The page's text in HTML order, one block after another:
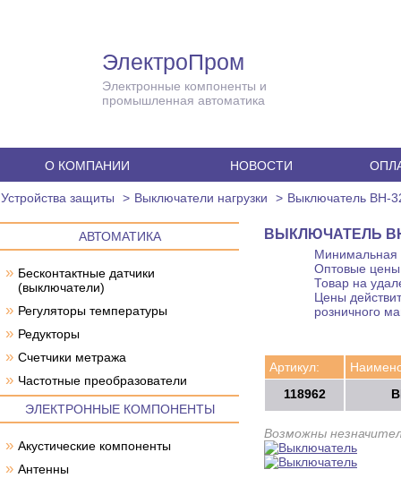
ЭлектроПром
Электронные компоненты и
промышленная автоматика
О КОМПАНИИ НОВОСТИ
Устройства защиты Выключатели нагрузки Выключатель ВН-
АВТОМАТИКА
» Бесконтактные датчики
(выключатели)
» Регуляторы температуры
» Редукторы
» Счетчики метража
» Частотные преобразователи
ЭЛЕКТРОННЫЕ КОМПОНЕНТЫ
» Акустические компоненты
» Антенны
ВЫКЛЮЧАТЕЛЬ
Минимальная
Оптовые цены
Товар на
Цены
розничного
Артикул:
118962
Возможны